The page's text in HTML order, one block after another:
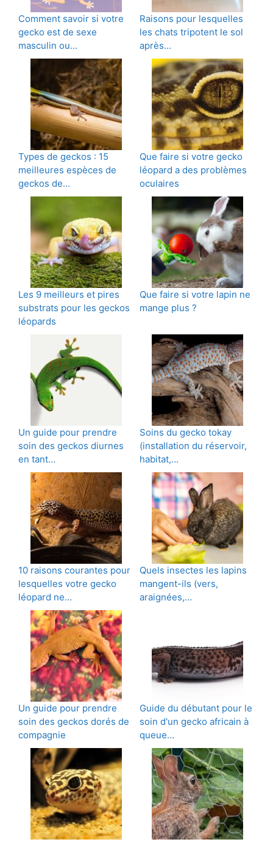
Comment savoir si votre
gecko est de sexe
masculin ou…
Raisons pour lesquelles
les chats tripotent le sol
après…
Types de geckos : 15
meilleures espèces de
geckos de…
Que faire si votre gecko
léopard a des problèmes
oculaires
Les 9 meilleurs et pires
substrats pour les geckos
léopards
Que faire si votre lapin ne
mange plus ?
Un guide pour prendre
soin des geckos diurnes
en tant…
Soins du gecko tokay
(installation du réservoir,
habitat,…
10 raisons courantes pour
lesquelles votre gecko
léopard ne…
Quels insectes les lapins
mangent-ils (vers,
araignées,…
Un guide pour prendre
soin des geckos dorés de
compagnie
Guide du débutant pour le
soin d'un gecko africain à
queue…